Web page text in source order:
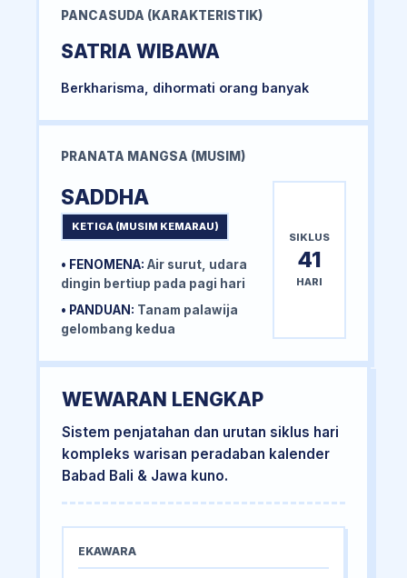
PANCASUDA (KARAKTERISTIK)
SATRIA WIBAWA
Berkharisma, dihormati orang banyak
PRANATA MANGSA (MUSIM)
SADDHA
KETIGA (MUSIM KEMARAU)
• FENOMENA: Air surut, udara
dingin bertiup pada pagi hari
• PANDUAN: Tanam palawija
gelombang kedua
SIKLUS
41
HARI
WEWARAN LENGKAP
Sistem penjatahan dan urutan siklus hari
kompleks warisan peradaban kalender
Babad Bali & Jawa kuno.
EKAWARA